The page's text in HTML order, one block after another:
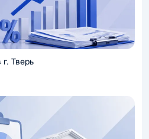
Тверь